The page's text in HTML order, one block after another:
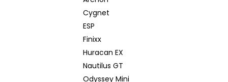
Cygnet
ESP
Finixx
Huracan EX
Nautilus GT
Odyssey Mini
JOYETECH BF SS316 ATOMIZER 0,6OHM